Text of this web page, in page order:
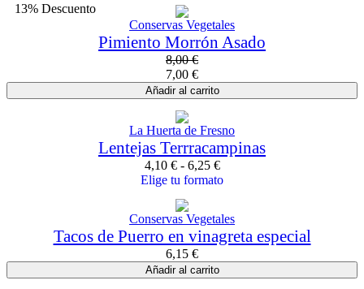
13% Descuento
Conservas Vegetales
Pimiento Morrón Asado
8,00€
7,00 €
Añadir al carrito
La Huerta de Fresno
Lentejas Terrracampinas
4,10 €- 6,25 €
Elige tu formato
Conservas Vegetales
Tacos de Puerro en vinagreta especial
6,15 €
Añadir al carrito